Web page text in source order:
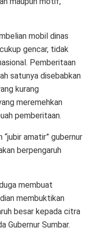
mobil dinas
gencar, tidak
Pemberitaan
satunya disebabkan
kurang
meremehkan
pemberitaan.
amatir” gubernur
berpengaruh
membuat
membuktikan
besar kepada citra
Gubernur Sumbar.